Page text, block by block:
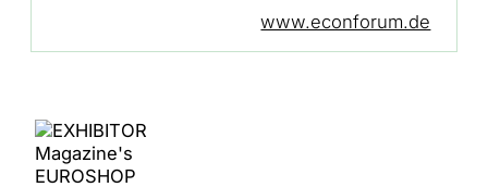
www.econforum.de